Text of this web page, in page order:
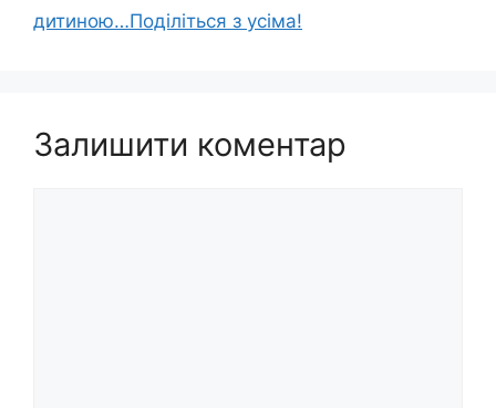
дитиною…Поділіться з усіма!
Залишити коментар